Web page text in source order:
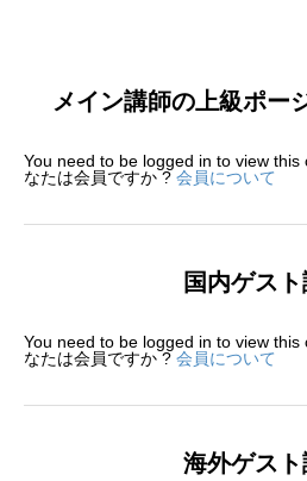
メイン講師の上級ポー
You need to be logged in to view this
なたは会員ですか ? 会員について
国内ゲス
You need to be logged in to view this
なたは会員ですか ? 会員について
海外ゲス